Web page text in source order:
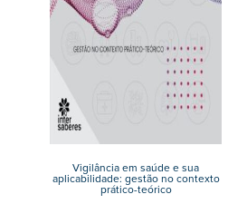
Vigilância em saúde e sua
aplicabilidade: gestão no contexto
prático-teórico